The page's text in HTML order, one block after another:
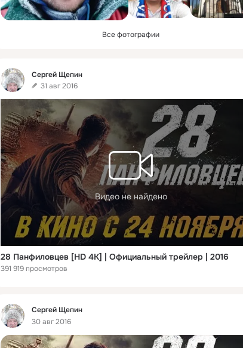
Все фотографии
Фид
Сергей Щепин
31 авг 2016
Видео не найдено
28 Панфиловцев [HD 4K] | Официальный трейлер | 2016
391 919 просмотров
Фид
Сергей Щепин
30 авг 2016